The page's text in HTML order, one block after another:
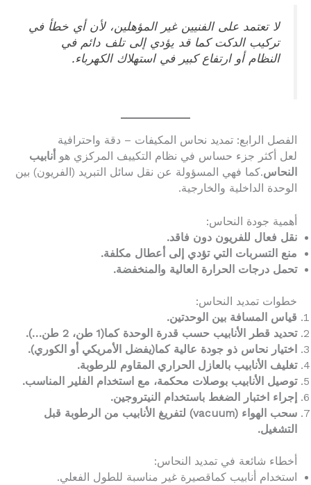
لا تعتمد على الفنيين غير المؤهلين، لأن أي خطأ في
تركيب الدكت كما قد يؤدي إلى تلف دائم في
النظام أو ارتفاع كبير في استهلاك الكهرباء.
الفصل الرابع: تمديد نحاس المكيفات – دقة واحترافية
لعل أكثر جزء حساس في نظام التكييف المركزي هو أنابيب
النحاس.كما فهي المسؤولة عن نقل سائل التبريد (الفريون) بين
الوحدة الداخلية والخارجية.
أهمية جودة النحاس:
نقل فعال للفريون دون فاقد.
منع التسربات التي تؤدي إلى أعطال مكلفة.
تحمل درجات الحرارة العالية والمنخفضة.
خطوات تمديد النحاس:
قياس المسافة بين الوحدتين.
تحديد قطر الأنابيب حسب قدرة الوحدة كما(1 طن، 2 طن…).
اختيار نحاس ذو جودة عالية كما(يفضل الأمريكي أو الكوري).
تغليف الأنابيب بالعازل الحراري المقاوم للرطوبة.
توصيل الأنابيب بوصلات محكمة، مع استخدام الفلير المناسب.
إجراء اختبار الضغط باستخدام النيتروجين.
سحب الهواء (vacuum) لتفريغ الأنابيب من الرطوبة قبل
التشغيل.
أخطاء شائعة في تمديد النحاس:
استخدام أنابيب كماقصيرة غير مناسبة للطول الفعلي.